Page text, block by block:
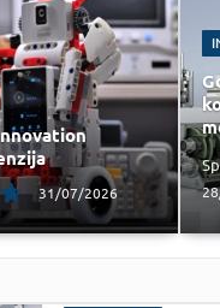
31/07/2026